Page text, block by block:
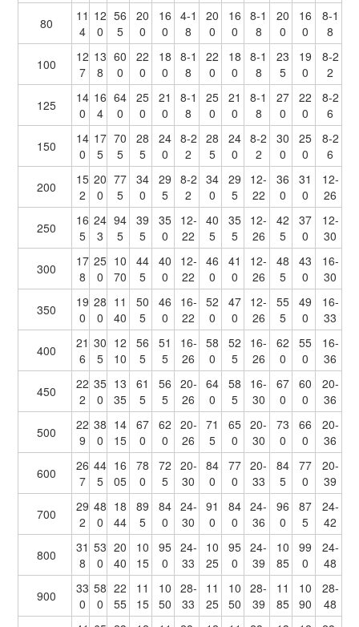
80
11
4
12
0
56
5
20
0
16
0
4-1
8
20
0
16
0
8-1
8
20
0
16
0
8-1
8
100
12
7
13
8
60
0
22
0
18
0
8-1
8
22
0
18
0
8-1
8
23
5
19
0
8-2
2
125
14
0
16
4
64
0
25
0
21
0
8-1
8
25
0
21
0
8-1
8
27
0
22
0
8-2
6
150
14
0
17
5
70
5
28
5
24
0
8-2
2
28
5
24
0
8-2
2
30
0
25
0
8-2
6
200
15
2
20
0
77
5
34
0
29
5
8-2
2
34
0
29
5
12-
22
36
0
31
0
12-
26
250
16
5
24
3
94
5
39
5
35
0
12-
22
40
5
35
5
12-
26
42
5
37
0
12-
30
300
17
8
25
0
10
70
44
5
40
0
12-
22
46
0
41
0
12-
26
48
5
43
0
16-
30
350
19
0
28
0
11
40
50
5
46
0
16-
22
52
0
47
0
12-
26
55
5
49
0
16-
33
400
21
6
30
5
12
10
56
5
51
5
16-
26
58
0
52
5
16-
26
62
0
55
0
16-
36
450
22
2
35
0
13
35
61
5
56
5
20-
26
64
0
58
5
16-
30
67
0
60
0
20-
36
500
22
9
38
0
14
15
67
0
62
0
20-
26
71
5
65
0
20-
30
73
0
66
0
20-
36
600
26
7
44
5
16
05
78
0
72
5
20-
30
84
0
77
0
20-
33
84
5
77
0
20-
39
700
29
2
48
0
18
44
89
5
84
0
24-
30
91
0
84
0
24-
36
96
0
87
5
24-
42
800
31
8
53
0
20
40
10
15
95
0
24-
33
10
25
95
0
24-
39
10
85
99
0
24-
48
900
33
0
58
0
22
55
11
15
10
50
28-
33
11
25
10
50
28-
39
11
85
10
90
28-
48